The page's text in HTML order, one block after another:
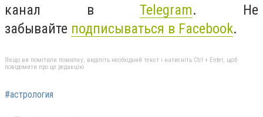
канал вTelegram. Не
забывайте подписываться в Facebook.
Якщо ви помітили помилку, виділіть необхідний текст і натисніть Ctrl + Enter, щоб
повідомити про це редакцію
#астрология